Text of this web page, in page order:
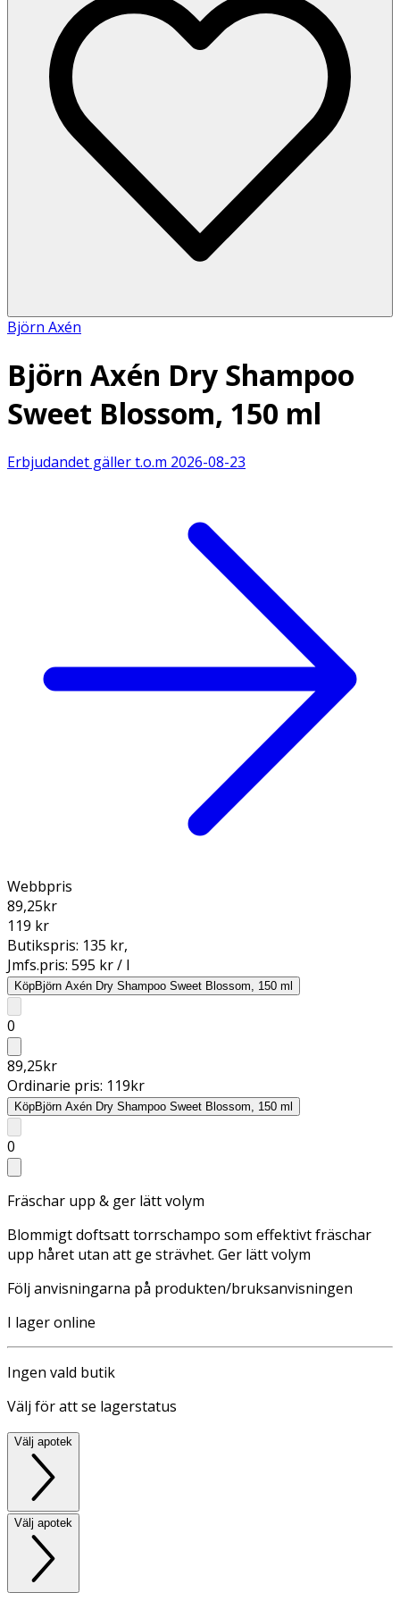
Björn Axén
Björn Axén Dry Shampoo
Sweet Blossom, 150 ml
Erbjudandet gäller t.o.m 2026-08-23
Webbpris
89,25kr
119 kr
Butikspris: 135 kr,
Jmfs.pris: 595 kr / l
KöpBjörn Axén Dry Shampoo Sweet Blossom, 150 ml
0
89,25kr
Ordinarie pris: 119kr
KöpBjörn Axén Dry Shampoo Sweet Blossom, 150 ml
0
Fräschar upp & ger lätt volym
Blommigt doftsatt torrschampo som effektivt fräschar
upp håret utan att ge strävhet. Ger lätt volym
Följ anvisningarna på produkten/bruksanvisningen
I lager online
Ingen vald butik
Välj för att se lagerstatus
Välj apotek
Välj apotek